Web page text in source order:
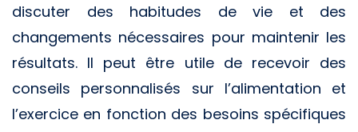
discuter des habitudes de vie et des
changements nécessaires pour maintenir les
résultats. Il peut être utile de recevoir des
conseils personnalisés sur l’alimentation et
l’exercice en fonction des besoins spécifiques